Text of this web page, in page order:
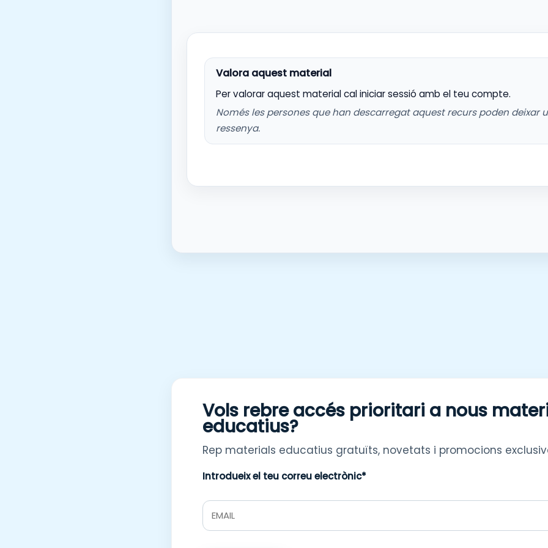
Per valorar aquest material cal iniciar sessió amb el teu compte.
Només les persones que han descarregat aquest recurs poden deixar
ressenya.
Vols rebre accés prioritari a nous
educatius?
Rep materials educatius gratuïts, novetats i promocions
Introdueix el teu correu electrònic*